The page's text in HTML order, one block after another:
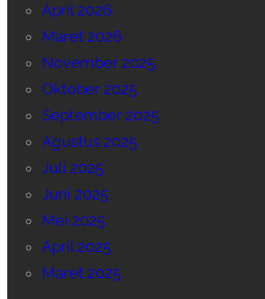
April 2026
Maret 2026
November 2025
Oktober 2025
September 2025
Agustus 2025
Juli 2025
Juni 2025
Mei 2025
April 2025
Maret 2025